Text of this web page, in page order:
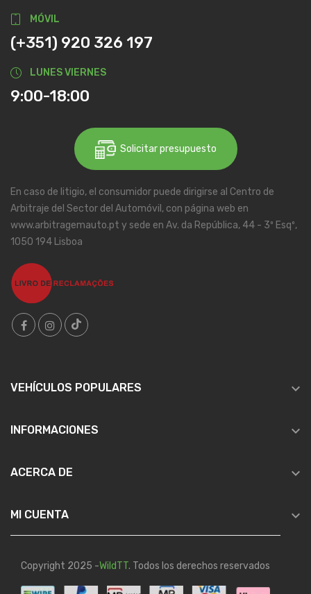
MÓVIL
(+351) 920 326 197
LUNES VIERNES
9:00-18:00
Solicitar presupuesto
En caso de litigio, el consumidor puede dirigirse al Centro de
Arbitraje del Sector del Automóvil, con página web en
www.arbitragemauto.pt y sede en Av. da República, 44 - 3º Esqº,
1050 194 Lisboa
VEHÍCULOS POPULARES 
INFORMACIONES 
ACERCA DE 
MI CUENTA 
Copyright 2025 -WildTT. Todos los derechos reservados